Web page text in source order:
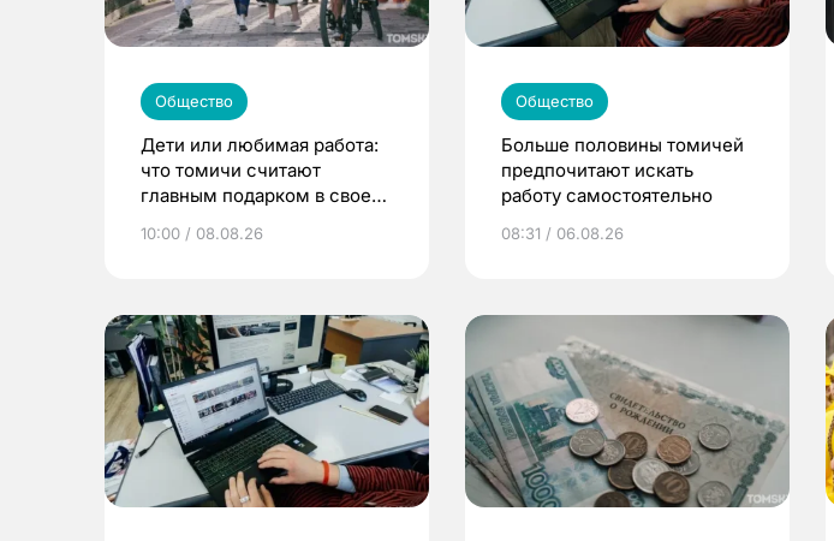
Общество
Дети или любимая работа:
что томичи считают
главным подарком в своей
10:00 / 08.08.26
Общество
Больше половины томичей
предпочитают искать
работу самостоятельно
08:31 / 06.08.26